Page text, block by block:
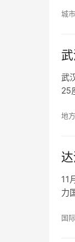
城
武
25
地
11
力
国